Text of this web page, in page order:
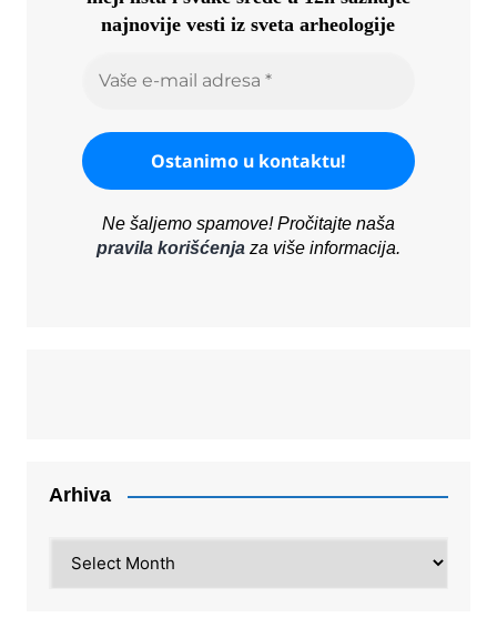
najnovije vesti iz sveta arheologije
Ne šaljemo spamove! Pročitajte naša
pravila korišćenjaza više informacija.
Arhiva